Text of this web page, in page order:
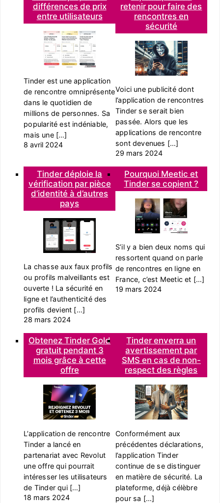
différences de prix
entre utilisateurs
Tinder est une application
de rencontre omniprésente
dans le quotidien de
millions de personnes. Sa
popularité est indéniable,
mais une […]
8 avril 2024
retenir pour faire des
rencontres en
sécurité
Voici une publicité dont
l’application de rencontres
Tinder se serait bien
passée. Alors que les
applications de rencontre
sont devenues […]
29 mars 2024
Tinder déploie la
vérification par pièce
d’identité à d’autres
pays
La chasse aux faux profils
ou profils malveillants est
ouverte ! La sécurité en
ligne et l’authenticité des
profils devient […]
28 mars 2024
Pourquoi Meetic et
Tinder se copient ?
S’il y a bien deux noms qui
ressortent quand on parle
de rencontres en ligne en
France, c’est Meetic et […]
19 mars 2024
Obtenez Tinder Gold
gratuit pendant 3
mois grâce à cette
offre
L’application de rencontre
Tinder a lancé en
partenariat avec Revolut
une offre qui pourrait
intéresser les utilisateurs
de Tinder qui […]
18 mars 2024
Tinder enverra un
avertissement par
SMS en cas de non-
respect des règles
Conformément aux
précédentes déclarations,
l’application Tinder
continue de se distinguer
en matière de sécurité. La
plateforme, déjà célèbre
pour sa […]